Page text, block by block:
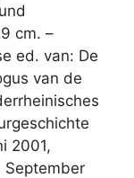
cm. –
ed. van: De
van de
2001,
September